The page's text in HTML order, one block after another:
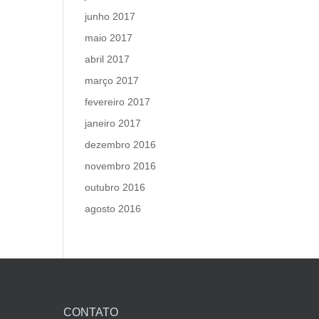
junho 2017
maio 2017
abril 2017
março 2017
fevereiro 2017
janeiro 2017
dezembro 2016
novembro 2016
outubro 2016
agosto 2016
CONTATO